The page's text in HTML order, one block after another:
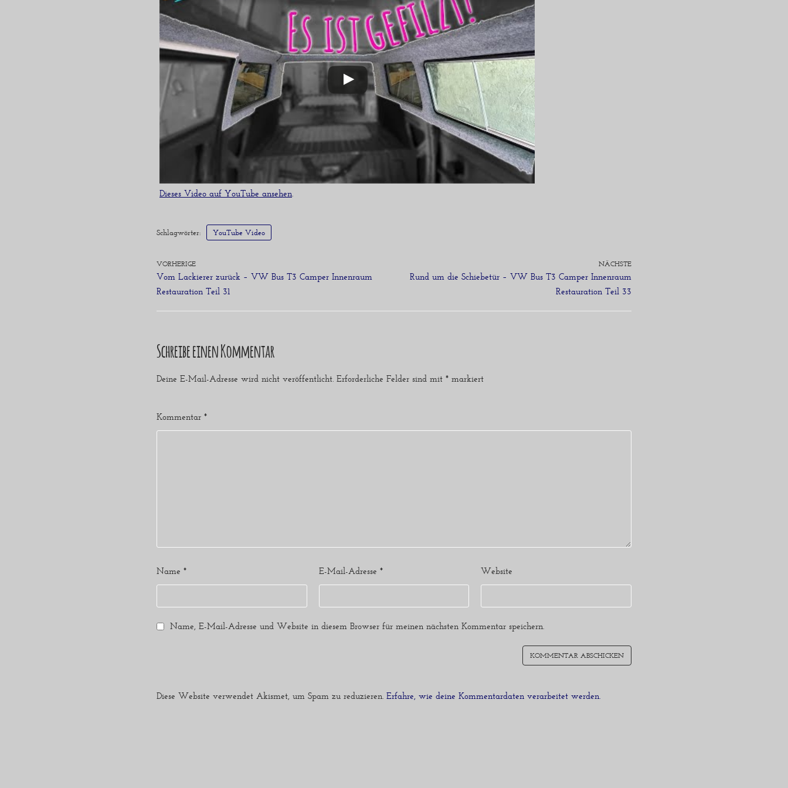
Dieses Video auf YouTube ansehen.
Schlagwörter: YouTube Video
VORHERIGE
Vom Lackierer zurück – VW Bus T3 Camper Innenraum
Restauration Teil 31
NÄCHSTE
Rund um die Schiebetür – VW Bus T3 Camper Innenraum
Restauration Teil 33
Schreibe einen Kommentar
Deine E-Mail-Adresse wird nicht veröffentlicht. Erforderliche Felder sind mit * markiert
Kommentar *
Name * E-Mail-Adresse * Website
Name, E-Mail-Adresse und Website in diesem Browser für meinen nächsten Kommentar speichern.
Diese Website verwendet Akismet, um Spam zu reduzieren. Erfahre, wie deine Kommentardaten verarbeitet werden.